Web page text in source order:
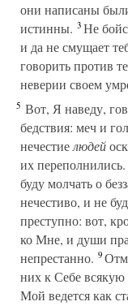
они написаны
истинны. 3Не
и да не смущает
говорить против
неверии своем
5 Вот, Я наведу,
бедствия: меч и
нечестиелюдей
их переполнились.
буду молчать о
нечестиво, и не
преступно: вот,
ко Мне, и души
непрестанно. 9
них к Себе
Мой ведется как